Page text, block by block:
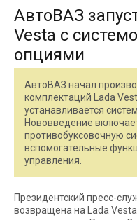
АвтоВАЗ
Vesta с
опциями
АвтоВАЗ начал
комплектаций Lada
устанавливается
Нововведение
противобуксовочную
вспомогательные
управления.
Президентский пресс-
возвращена на Lada